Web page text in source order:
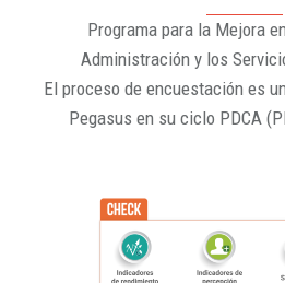
Programa para la Mejora
Administración y los
El proceso de encuestación es
Pegasus en su ciclo PDCA